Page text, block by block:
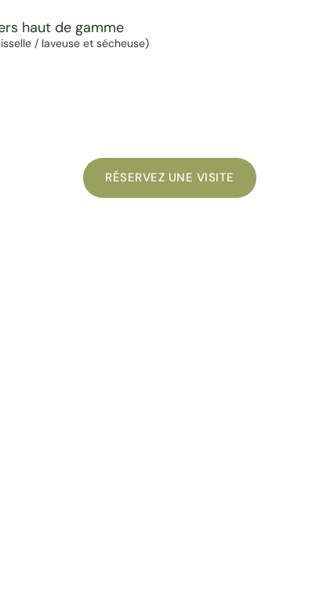
haut de gamme
/ laveuse et sécheuse)
RÉSERVEZ UNE VISITE